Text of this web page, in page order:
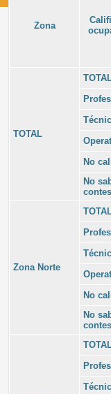
Zona
TOTAL
No
No
Zona Norte
No
No